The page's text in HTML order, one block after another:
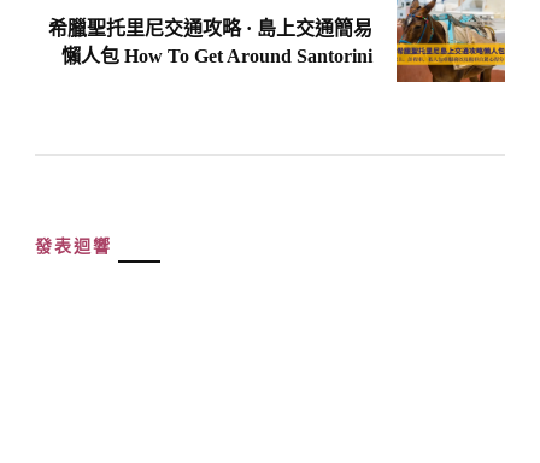
希臘聖托里尼交通攻略 · 島上交通簡易
懶人包 How To Get Around Santorini
發表迴響